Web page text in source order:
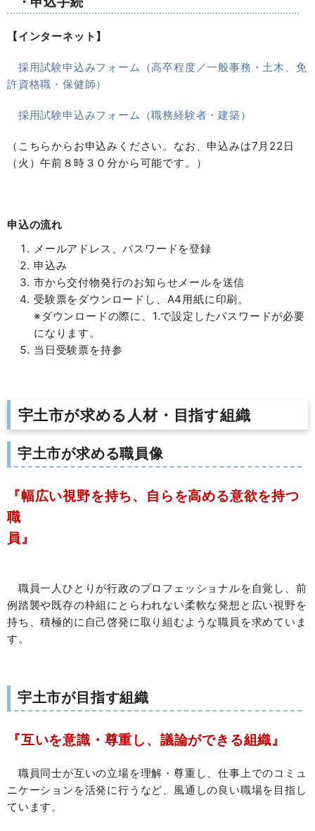
【インターネット】
採用試験申込みフォーム（高卒程度／一般事務・土木、免
許資格職・保健師）
採用試験申込みフォーム（職務経験者・建築）
（こちらからお申込みください。なお、申込みは7月22日
（火）午前８時３０分から可能です。）
申込の流れ
メールアドレス、パスワードを登録
申込み
市から交付物発行のお知らせメールを送信
受験票をダウンロードし、A4用紙に印刷。
※ダウンロードの際に、1.で設定したパスワードが必要
になります。
当日受験票を持参
宇土市が求める人材・目指す組織
宇土市が求める職員像
『幅広い視野を持ち、自らを高める意欲を持つ
職
員』
職員一人ひとりが行政のプロフェッショナルを自覚し、前
例踏襲や既存の枠組にとらわれない柔軟な発想と広い視野を
持ち、積極的に自己啓発に取り組むような職員を求めていま
す。
宇土市が目指す組織
『互いを意識・尊重し、議論ができる組織』
職員同士が互いの立場を理解・尊重し、仕事上でのコミュ
ニケーションを活発に行うなど、風通しの良い職場を目指し
ています。